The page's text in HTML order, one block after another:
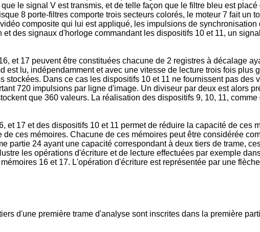
le signal V est transmis, et de telle façon que le filtre bleu est
8 porte-filtres comporte trois secteurs colorés, le moteur 7 fait un
composite qui lui est appliqué, les impulsions de
des signaux d'horloge commandant les dispositifs 10 et 11, un
et 17 peuvent être constituées chacune de 2 registres à décalage
est lu, indépendamment et avec une vitesse de lecture trois fois plus
Dans ce cas les dispositifs 10 et 11 ne fournissent pas des
720 impulsions par ligne d'image. Un diviseur par deux est alors
que 360 valeurs. La réalisation des dispositifs 9, 10, 11,
et 17 et des dispositifs 10 et 11 permet de réduire la capacité de ces
ces mémoires. Chacune de ces mémoires peut être considérée
partie 24 ayant une capacité correspondant à deux tiers de trame,
les opérations d'écriture et de lecture effectuées par exemple
16 et 17. L'opération d'écriture est représentée par une
d'une première trame d'analyse sont inscrites dans la première